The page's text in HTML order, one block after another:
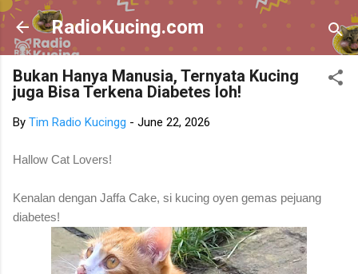
Skip to main content
RadioKucing.com
Bukan Hanya Manusia, Ternyata Kucing
juga Bisa Terkena Diabetes loh!
By Tim Radio Kucingg - June 22, 2026
Hallow Cat Lovers!
Kenalan dengan Jaffa Cake, si kucing oyen gemas pejuang
diabetes!